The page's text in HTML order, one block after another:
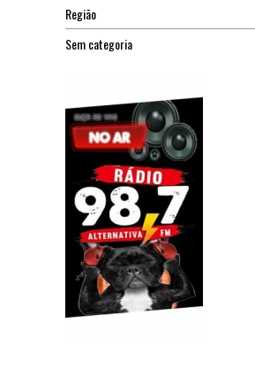
Região
Sem categoria